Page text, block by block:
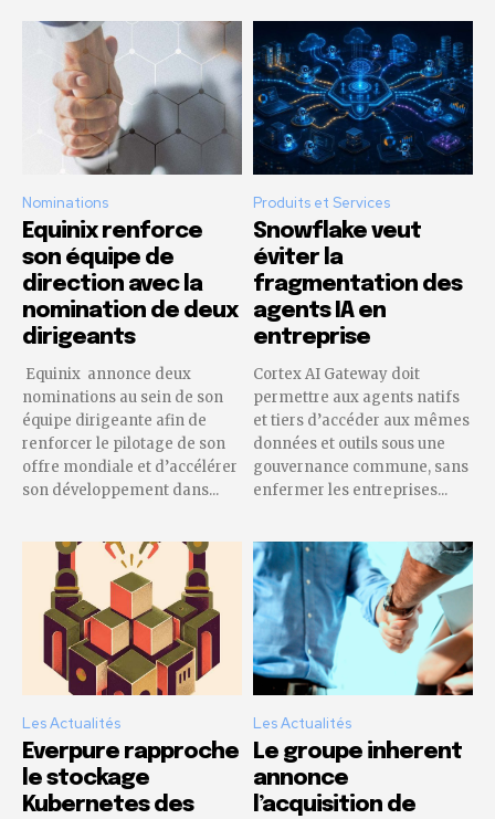
Nominations
Equinix renforce
son équipe de
direction avec la
nomination de deux
dirigeants
Equinix annonce deux
nominations au sein de son
équipe dirigeante afin de
renforcer le pilotage de son
offre mondiale et d’accélérer
son développement dans...
Produits et Services
Snowflake veut
éviter la
fragmentation des
agents IA en
entreprise
Cortex AI Gateway doit
permettre aux agents natifs
et tiers d’accéder aux mêmes
données et outils sous une
gouvernance commune, sans
enfermer les entreprises...
Les Actualités
Everpure rapproche
le stockage
Kubernetes des
Les Actualités
Le groupe inherent
annonce
l’acquisition de